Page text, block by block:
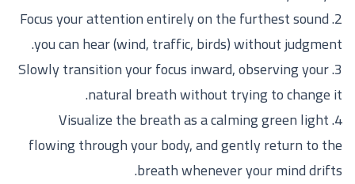
2. Focus your attention entirely on the furthest sound
you can hear (wind, traffic, birds) without judgment.
3. Slowly transition your focus inward, observing your
natural breath without trying to change it.
4. Visualize the breath as a calming green light
flowing through your body, and gently return to the
breath whenever your mind drifts.